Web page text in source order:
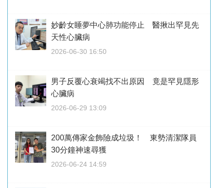
妙齡女睡夢中心肺功能停止 醫揪出罕見先
天性心臟病
2026-06-30 16:50
男子反覆心衰竭找不出原因 竟是罕見隱形
心臟病
2026-06-29 13:09
200萬傳家金飾險成垃圾！ 東勢清潔隊員
30分鐘神速尋獲
2026-06-24 14:59